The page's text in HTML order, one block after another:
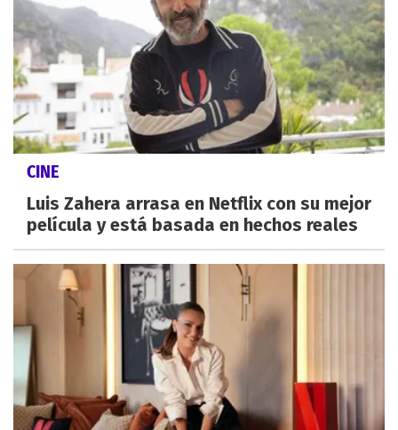
CINE
Luis Zahera arrasa en Netflix con su mejor
película y está basada en hechos reales